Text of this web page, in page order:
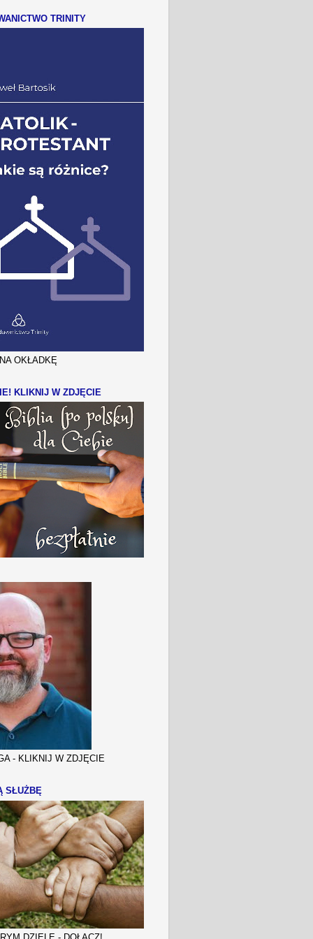
TRINITY
OKŁADKĘ
KLIKNIJ W ZDJĘCIE
- KLIKNIJ W ZDJĘCIE
SŁUŻBĘ